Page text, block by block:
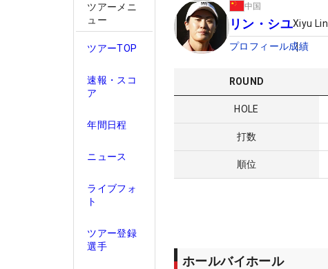
ツアーメニ
ュー
ツアーTOP
速報・スコ
ア
年間日程
ニュース
ライブフォ
ト
ツアー登録
選手
中国
リン・シユXiyu Lin
プロフィール成績
ROUND
HOLE
打数
順位
ホールバイホール